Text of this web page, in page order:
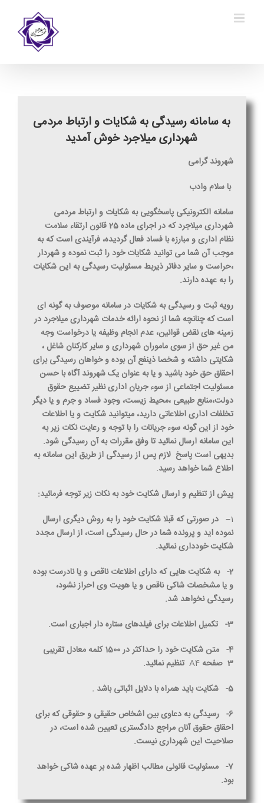
به سامانه رسیدگی به شکایات و ارتباط مردمی
شهرداری میلاجرد خوش آمدید
شهروند گرامی
با سلام وادب
سامانه الکترونیکی پاسخگویی به شکایات و ارتباط مردمی
شهرداری میلاجرد که در اجرای ماده 25 قانون ارتقاء سلامت
نظام اداری و مبارزه با فساد فعال گردیده، فرآیندی است که به
موجب آن شما می توانید شکایات خود را ثبت نموده و شهردار
،حراست و سایر دفاتر ذیربط مسئولیت رسیدگی به این شکایات
را به عهده دارند.
رویه ثبت و رسیدگی به شکایات در سامانه موصوف به گونه ای
است که چنانچه شما از نحوه ارائه خدمات شهرداری میلاجرد در
زمینه های نقض قوانین، عدم انجام وظیفه یا درخواست وجه
من غیر حق از سوی ماموران شهرداری و سایر کارکنان شاغل ،
شکایتی داشته و شخصا ذینفع آن بوده و خواهان رسیدگی برای
احقاق حق خود باشید و یا به عنوان یک شهروند آگاه با حسن
مسئولیت اجتماعی از سوء جریان اداری نظیر تضییع حقوق
دولت،منابع طبیعی ،محیط زیست، وجود فساد و جرم و یا دیگر
تخلفات اداری اطلاعاتی دارید، میتوانید شکایت و یا اطلاعات
خود از این گونه سوء جریانات را با توجه و رعایت نکات زیر به
این سامانه ارسال نمائید تا وفق مقررات به آن رسیدگی شود.
بدیهی است پاسخ لازم پس از رسیدگی از طریق این سامانه به
اطلاع شما خواهد رسید.
پیش از تنظیم و ارسال شکایت خود به نکات زیر توجه فرمائید:
1
– در صورتی که قبلا شکایت خود را به روش دیگری ارسال
نموده اید و پرونده شما در حال رسیدگی است، از ارسال مجدد
شکایت خودداری نمائید.
2-
به شکایت هایی که دارای اطلاعات ناقص و یا نادرست بوده
و یا مشخصات شاکی ناقص و یا هویت وی احراز نشود،
رسیدگی نخواهد شد.
3-
تکمیل اطلاعات برای فیلدهای ستاره دار اجباری است.
4-
متن شکایت خود را حداکثر در 1500 کلمه معادل تقریبی
3 صفحه A4 تنظیم نمائید.
5-
شکایت باید همراه با دلایل اثباتی باشد .
6-
رسیدگی به دعاوی بین اشخاص حقیقی و حقوقی که برای
احقاق حقوق آنان مراجع دادگستری تعیین شده است، در
صلاحیت این شهرداری نیست.
7-
مسئولیت قانونی مطالب اظهار شده بر عهده شاکی خواهد
بود.